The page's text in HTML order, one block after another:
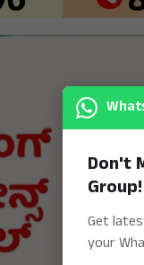
Don't
Group!
Get
your